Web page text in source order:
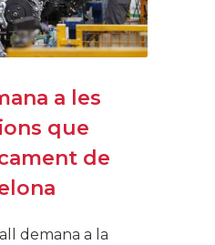
a les
que
de
demana a la